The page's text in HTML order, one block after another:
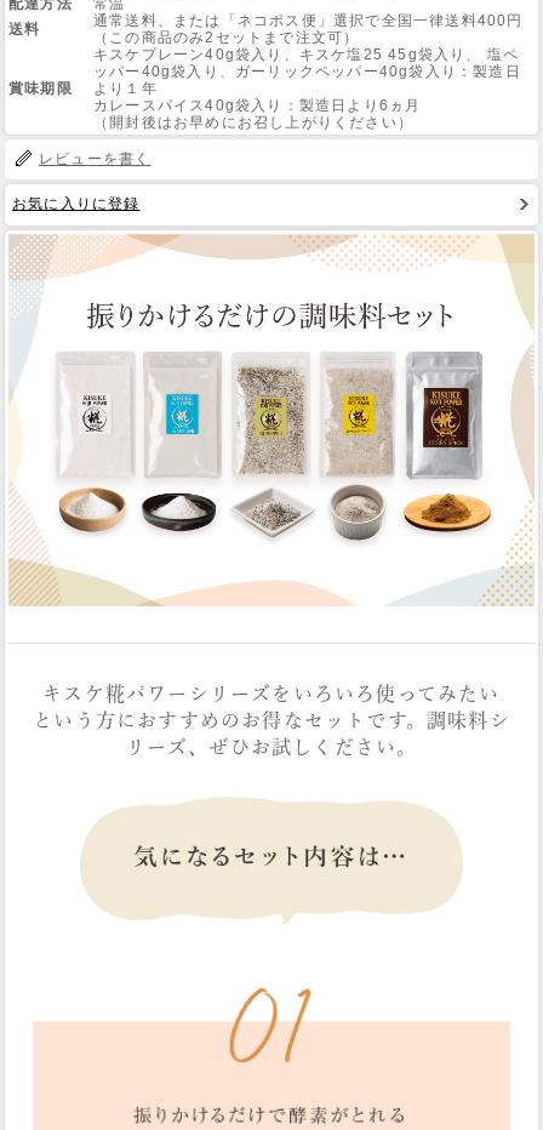
配達方法
常温
送料
通常送料、または「ネコポス便」選択で全国一律送料400円
（この商品のみ2セットまで注文可）
賞味期限
キスケプレーン40g袋入り、キスケ塩25 45g袋入り、 塩ペ
ッパー40g袋入り、ガーリックペッパー40g袋入り：製造日
より１年
カレースパイス40g袋入り：製造日より6ヵ月
（開封後はお早めにお召し上がりください）
レビューを書く
お気に入りに登録
キスケ糀パワーシリーズをいろいろ使ってみたい
という方におすすめのお得なセットです。調味料シ
リーズ、ぜひお試しください。